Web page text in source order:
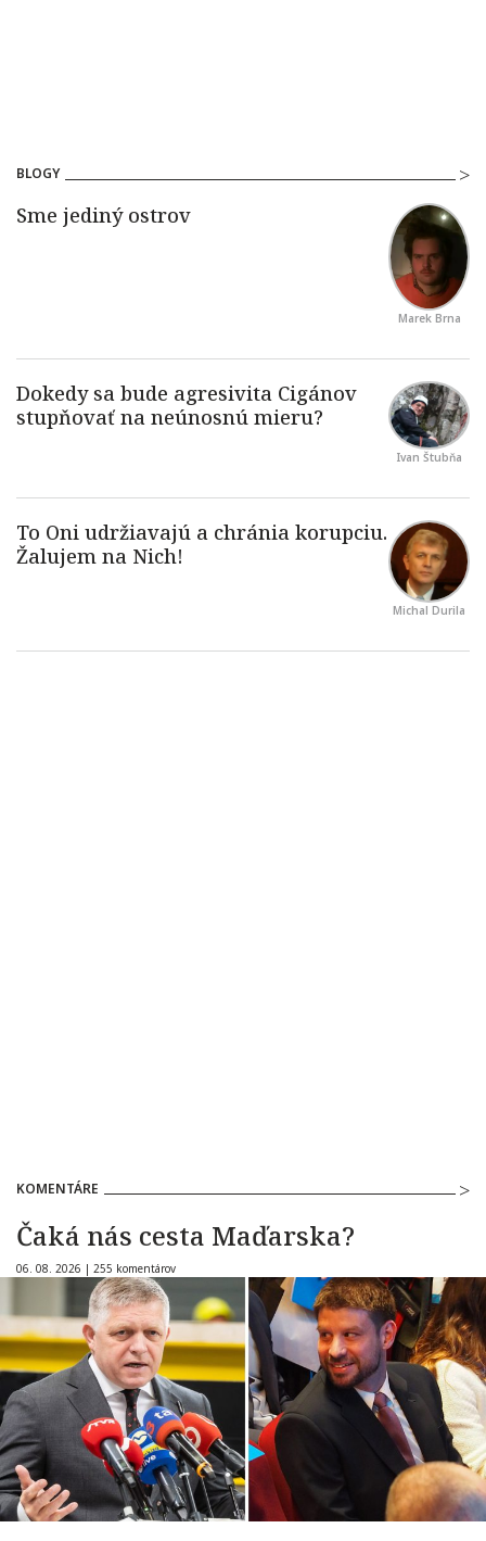
BLOGY
Marek Brna
Ivan Štubňa
Michal Durila
KOMENTÁRE
Čaká nás cesta Maďarska?
06. 08. 2026 | 255 komentárov